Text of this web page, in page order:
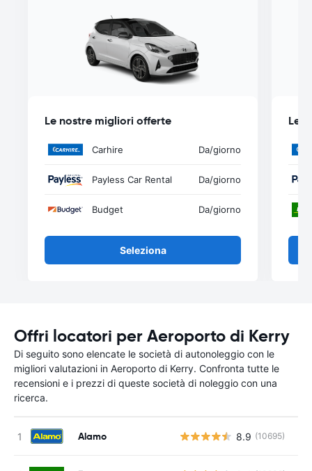
Le nostre migliori offerte
Carhire Da/giorno
Payless Car Rental Da/giorno
Budget Da/giorno
Seleziona
Le
Offri locatori per Aeroporto di Kerry
Di seguito sono elencate le società di autonoleggio con le
migliori valutazioni in Aeroporto di Kerry. Confronta tutte le
recensioni e i prezzi di queste società di noleggio con una
ricerca.
Alamo 8.9 (10695)